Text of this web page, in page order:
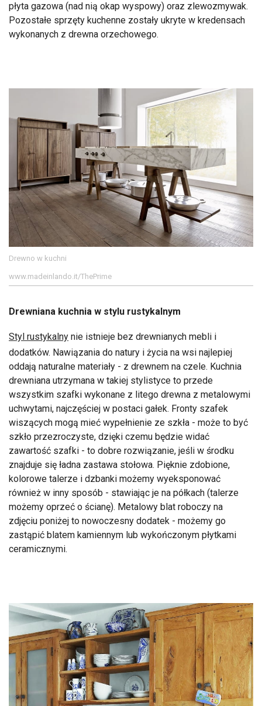
płyta gazowa (nad nią okap wyspowy) oraz zlewozmywak.
Pozostałe sprzęty kuchenne zostały ukryte w kredensach
wykonanych z drewna orzechowego.
Drewno w kuchni
www.madeinlando.it/ThePrime
Drewniana kuchnia w stylu rustykalnym
Styl rustykalny nie istnieje bez drewnianych mebli i
dodatków. Nawiązania do natury i życia na wsi najlepiej
oddają naturalne materiały - z drewnem na czele. Kuchnia
drewniana utrzymana w takiej stylistyce to przede
wszystkim szafki wykonane z litego drewna z metalowymi
uchwytami, najczęściej w postaci gałek. Fronty szafek
wiszących mogą mieć wypełnienie ze szkła - może to być
szkło przezroczyste, dzięki czemu będzie widać
zawartość szafki - to dobre rozwiązanie, jeśli w środku
znajduje się ładna zastawa stołowa. Pięknie zdobione,
kolorowe talerze i dzbanki możemy wyeksponować
również w inny sposób - stawiając je na półkach (talerze
możemy oprzeć o ścianę). Metalowy blat roboczy na
zdjęciu poniżej to nowoczesny dodatek - możemy go
zastąpić blatem kamiennym lub wykończonym płytkami
ceramicznymi.